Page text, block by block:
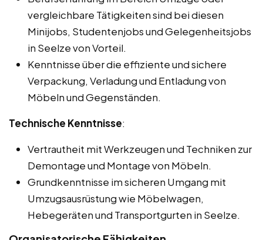
vergleichbare Tätigkeiten sind bei diesen
Minijobs, Studentenjobs und Gelegenheitsjobs
in Seelze von Vorteil.
Kenntnisse über die effiziente und sichere
Verpackung, Verladung und Entladung von
Möbeln und Gegenständen.
Technische Kenntnisse:
Vertrautheit mit Werkzeugen und Techniken zur
Demontage und Montage von Möbeln.
Grundkenntnisse im sicheren Umgang mit
Umzugsausrüstung wie Möbelwagen,
Hebegeräten und Transportgurten in Seelze.